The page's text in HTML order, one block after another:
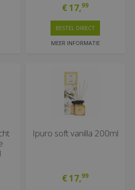
€17,99
MEER INFORMATIE
BESTEL DIRECT
Ipuro soft vanilla 200ml
€17,99